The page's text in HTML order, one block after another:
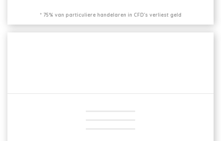
* 75% van particuliere handelaren in CFD's verliest geld